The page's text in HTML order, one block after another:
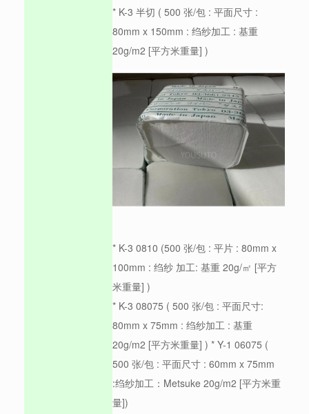
* K-3 半切 ( 500 张/包 : 平面尺寸 :
80mm x 150mm : 绉纱加工 : 基重
20g/m2 [平方米重量] )
* K-3 0810 (500 张/包 : 平片 : 80mm x
100mm : 绉纱 加工: 基重 20g/㎡ [平方
米重量] )
* K-3 08075 ( 500 张/包 : 平面尺寸:
80mm x 75mm : 绉纱加工 : 基重
20g/m2 [平方米重量] ) * Y-1 06075 (
500 张/包 : 平面尺寸 : 60mm x 75mm
:绉纱加工：Metsuke 20g/m2 [平方米重
量])